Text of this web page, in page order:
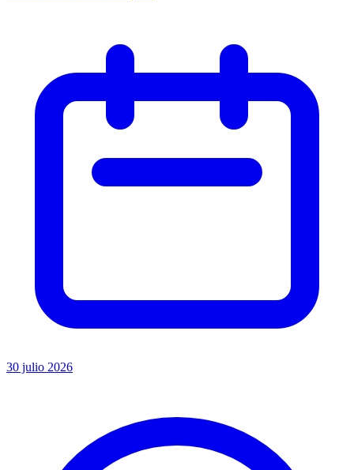
30 julio 2026